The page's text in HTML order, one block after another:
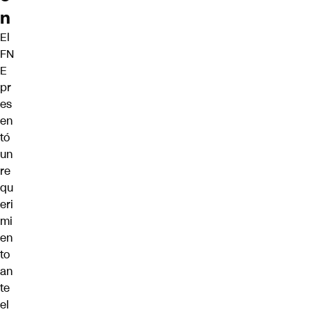
n
El
FN
E
pr
es
en
tó
un
re
qu
eri
mi
en
to
an
te
el